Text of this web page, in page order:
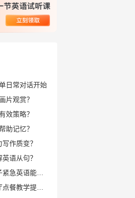
日常对话开始
片观赏？
效策略？
助记忆？
作质变？
语从句？
VIPKID 如何培养孩子紧急英语能力？
VIPKID 如何通过餐厅点餐教学提升少儿英语应用能力？